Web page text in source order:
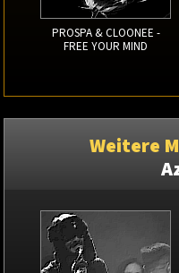
PROSPA & CLOONEE -
FREE YOUR MIND
Weitere